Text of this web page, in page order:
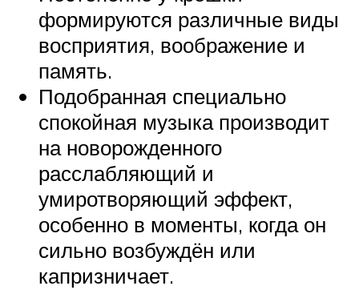
формируются различные виды
восприятия, воображение и
память.
Подобранная специально
спокойная музыка производит
на новорожденного
расслабляющий и
умиротворяющий эффект,
особенно в моменты, когда он
сильно возбуждён или
капризничает.